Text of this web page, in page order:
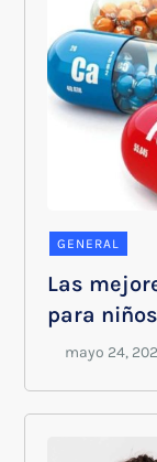
GENERAL
Las
para